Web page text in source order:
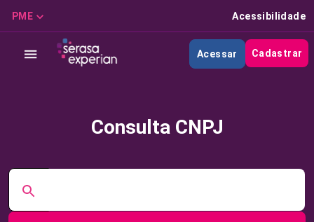
PME Acessibilidade
Acessar Cadastrar
Consulta CNPJ